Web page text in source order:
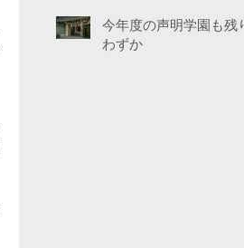
今年度の声明学園も残り
わずか